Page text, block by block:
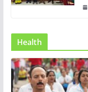
Health